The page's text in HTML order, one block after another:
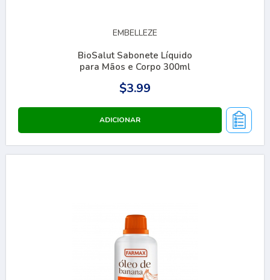
EMBELLEZE
BioSalut Sabonete Líquido
para Mãos e Corpo 300ml
$3.99